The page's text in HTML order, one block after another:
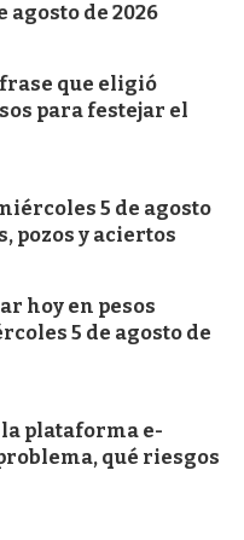
de 2026
que eligió
para festejar el
5 de agosto
pozos y aciertos
hoy en pesos
5 de agosto de
la plataforma e-
qué riesgos